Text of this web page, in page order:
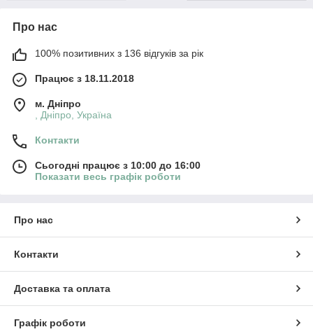
Про нас
100% позитивних з 136 відгуків за рік
Працює з 18.11.2018
м. Дніпро
, Дніпро, Україна
Контакти
Сьогодні працює з 10:00 до 16:00
Показати весь графік роботи
Про нас
Контакти
Доставка та оплата
Графік роботи